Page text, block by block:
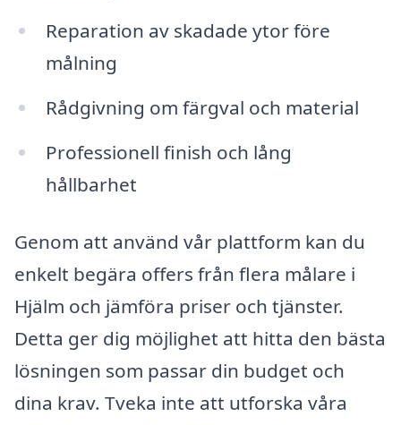
Reparation av skadade ytor före
målning
Rådgivning om färgval och material
Professionell finish och lång
hållbarhet
Genom att använd vår plattform kan du
enkelt begära offers från flera målare i
Hjälm och jämföra priser och tjänster.
Detta ger dig möjlighet att hitta den bästa
lösningen som passar din budget och
dina krav. Tveka inte att utforska våra